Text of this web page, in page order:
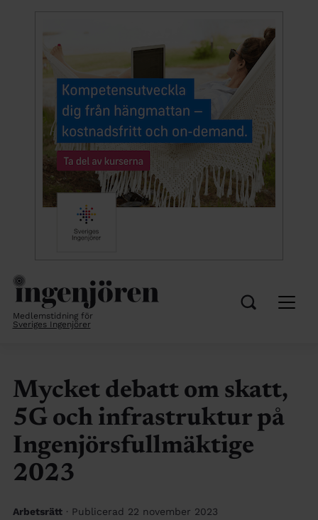
Medlemstidning för
Sveriges Ingenjörer
Mycket debatt om skatt,
5G och infrastruktur på
Ingenjörsfullmäktige
2023
Arbetsrätt · Publicerad 22 november 2023